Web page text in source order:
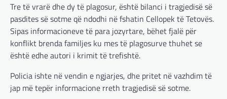
Tre të vrarë dhe dy të plagosur, është bilanci i tragjedisë së
pasdites së sotme që ndodhi në fshatin Cellopek të Tetovës.
Sipas informacioneve të para jozyrtare, bëhet fjalë për
konflikt brenda familjes ku mes të plagosurve thuhet se
është edhe autori i krimit të trefishtë.
Policia ishte në vendin e ngjarjes, dhe pritet në vazhdim të
jap më tepër informacione rreth tragjedisë së sotme.